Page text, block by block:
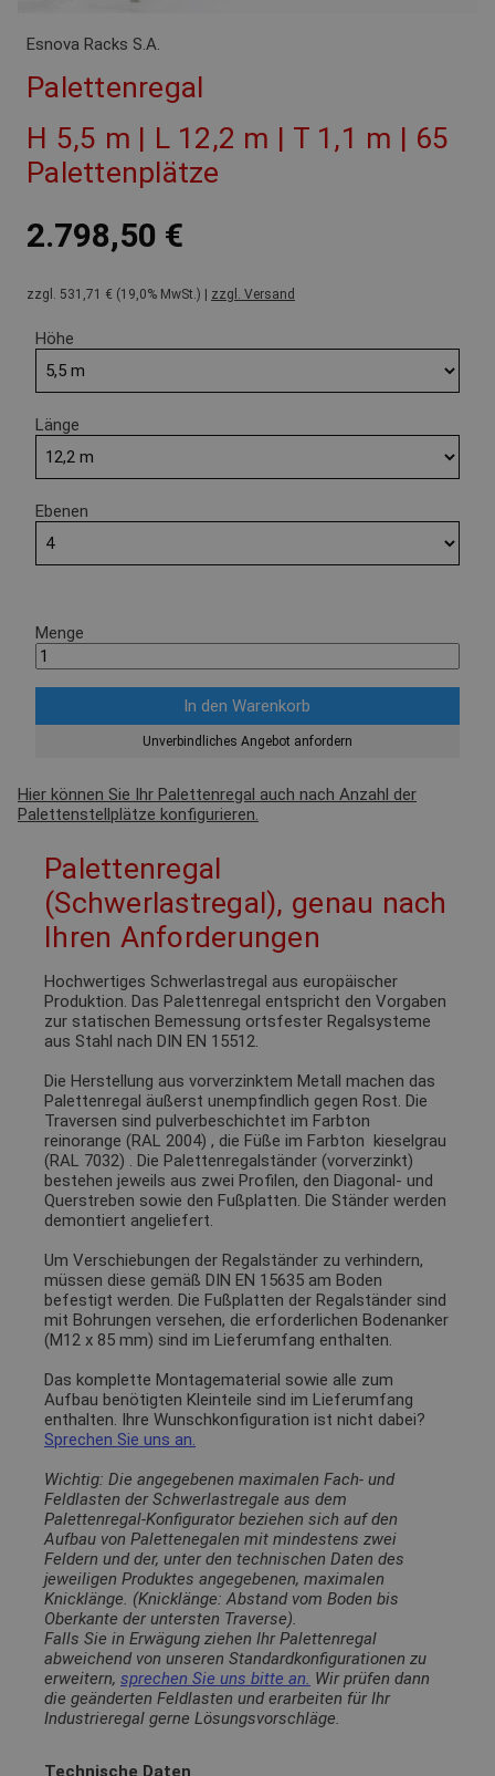
Esnova Racks S.A.
Palettenregal
H 5,5 m | L 12,2 m | T 1,1 m | 65
Palettenplätze
2.798,50 €
zzgl. 531,71 € (19,0% MwSt.) | zzgl. Versand
Höhe
Länge
Ebenen
Menge
Unverbindliches Angebot anfordern
Hier können Sie Ihr Palettenregal auch nach Anzahl der
Palettenstellplätze konfigurieren.
Palettenregal
(Schwerlastregal), genau nach
Ihren Anforderungen
Hochwertiges Schwerlastregal aus europäischer
Produktion. Das Palettenregal entspricht den Vorgaben
zur statischen Bemessung ortsfester Regalsysteme
aus Stahl nach DIN EN 15512.
Die Herstellung aus vorverzinktem Metall machen das
Palettenregal äußerst unempfindlich gegen Rost. Die
Traversen sind pulverbeschichtet im Farbton
reinorange (RAL 2004) , die Füße im Farbton
kieselgrau
(RAL 7032) . Die Palettenregalständer (vorverzinkt)
bestehen jeweils aus zwei Profilen, den Diagonal- und
Querstreben sowie den Fußplatten. Die Ständer werden
demontiert angeliefert.
Um Verschiebungen der Regalständer zu verhindern,
müssen diese gemäß DIN EN 15635 am Boden
befestigt werden. Die Fußplatten der Regalständer sind
mit Bohrungen versehen, die erforderlichen Bodenanker
(M12 x 85 mm) sind im Lieferumfang enthalten.
Das komplette Montagematerial sowie alle zum
Aufbau benötigten Kleinteile sind im Lieferumfang
enthalten. Ihre Wunschkonfiguration ist nicht dabei?
Sprechen Sie uns an.
Wichtig: Die angegebenen maximalen Fach- und
Feldlasten der Schwerlastregale aus dem
Palettenregal-Konfigurator beziehen sich auf den
Aufbau von Palettenegalen mit mindestens zwei
Feldern und der, unter den technischen Daten des
jeweiligen Produktes angegebenen, maximalen
Knicklänge. (Knicklänge: Abstand vom Boden bis
Oberkante der untersten Traverse).
Falls Sie in Erwägung ziehen Ihr Palettenregal
abweichend von unseren Standardkonfigurationen zu
erweitern, sprechen Sie uns bitte an. Wir prüfen dann
die geänderten Feldlasten und erarbeiten für Ihr
Industrieregal gerne Lösungsvorschläge.
Technische Daten